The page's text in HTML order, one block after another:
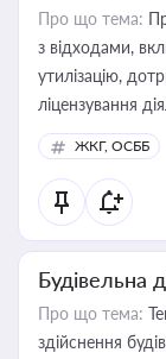
Про що тема:
з відходами,
утилізацію,
ліцензування
ЖКГ, ОСББ
Будівельна
Про що тема:
здійснення